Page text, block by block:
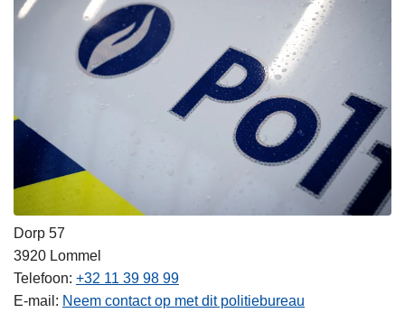
Dorp 57
3920 Lommel
Telefoon +32 11 39 98 99
E-mail
Neem contact op met dit politiebureau